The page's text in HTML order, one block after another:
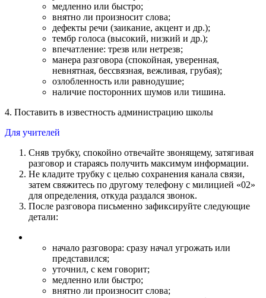
медленно или быстро;
внятно ли произносит слова;
дефекты речи (заикание, акцент и др.);
тембр голоса (высокий, низкий и др.);
впечатление: трезв или нетрезв;
манера разговора (спокойная, уверенная,
невнятная, бессвязная, вежливая, грубая);
озлобленность или равнодушие;
наличие посторонних шумов или тишина.
4. Поставить в известность администрацию школы
Для учителей
Сняв трубку, спокойно отвечайте звонящему, затягивая
разговор и стараясь получить максимум информации.
Не кладите трубку с целью сохранения канала связи,
затем свяжитесь по другому телефону с милицией «02»
для определения, откуда раздался звонок.
После разговора письменно зафиксируйте следующие
детали:
начало разговора: сразу начал угрожать или
представился;
уточнил, с кем говорит;
медленно или быстро;
внятно ли произносит слова;